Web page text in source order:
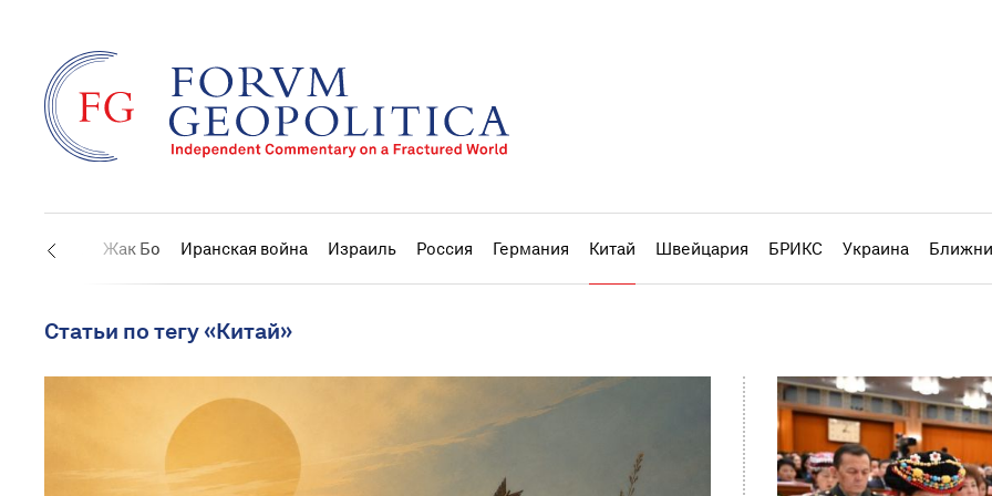
США Жак Бо Иранская война Израиль Россия Германия Китай Швейцария БРИКС Украина
Статьи по тегу «Китай»